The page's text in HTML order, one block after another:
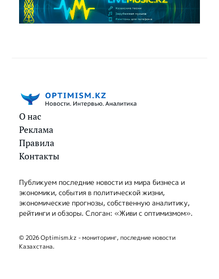
О нас
Реклама
Правила
Контакты
Публикуем последние новости из мира бизнеса и
экономики, события в политической жизни,
экономические прогнозы, собственную аналитику,
рейтинги и обзоры. Слоган: «Живи с оптимизмом».
© 2026 Optimism.kz - мониторинг, последние новости
Казахстана.